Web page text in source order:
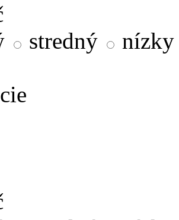
stredný
nízky